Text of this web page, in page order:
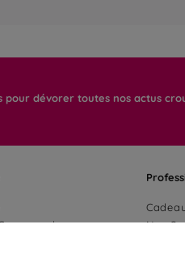
pour dévorer toutes nos actus
Nos